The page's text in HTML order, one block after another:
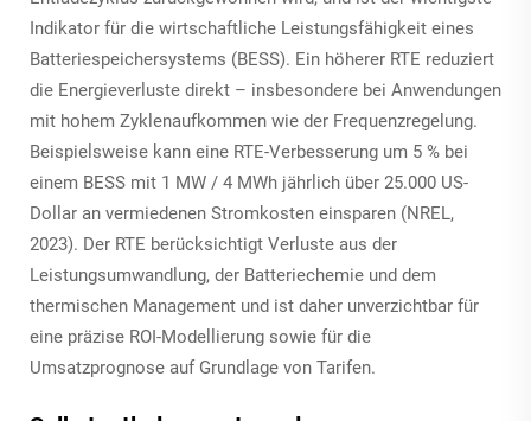
Indikator für die wirtschaftliche Leistungsfähigkeit eines
Batteriespeichersystems (BESS). Ein höherer RTE reduziert
die Energieverluste direkt – insbesondere bei Anwendungen
mit hohem Zyklenaufkommen wie der Frequenzregelung.
Beispielsweise kann eine RTE-Verbesserung um 5 % bei
einem BESS mit 1 MW / 4 MWh jährlich über 25.000 US-
Dollar an vermiedenen Stromkosten einsparen (NREL,
2023). Der RTE berücksichtigt Verluste aus der
Leistungsumwandlung, der Batteriechemie und dem
thermischen Management und ist daher unverzichtbar für
eine präzise ROI-Modellierung sowie für die
Umsatzprognose auf Grundlage von Tarifen.